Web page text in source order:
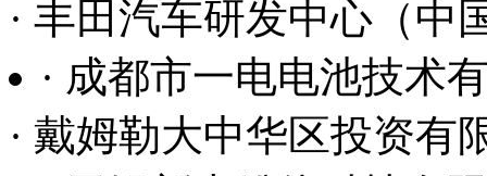
· 日本东丽化学
· 多氟多（焦作）新能
· 四川汽车工业股份有限